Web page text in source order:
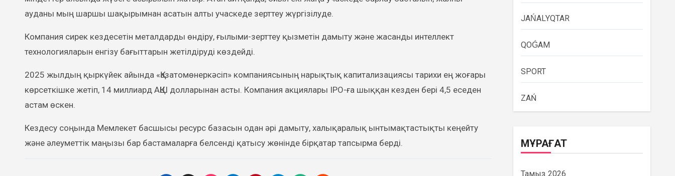
ауданы мың шаршы шақырымнан асатын алты учаскеде зерттеу жүргізілуде.
Компания сирек кездесетін металдарды өндіру, ғылыми-зерттеу қызметін дамыту және жасанды интеллект
технологияларын енгізу бағыттарын жетілдіруді көздейді.
2025 жылдың қыркүйек айында «Қазатомөнеркәсіп» компаниясының нарықтық капитализациясы тарихи ең жоғары
көрсеткішке жетіп, 14 миллиард АҚШ долларынан асты. Компания акциялары IPO-ға шыққан кезден бері 4,5 еседен
астам өскен.
Кездесу соңында Мемлекет басшысы ресурс базасын одан әрі дамыту, халықаралық ынтымақтастықты кеңейту
және әлеуметтік маңызы бар бастамаларға белсенді қатысу жөнінде бірқатар тапсырма берді.
JAŃALYQTAR
QOǴAM
SPORT
ZAŃ
МҰРАҒАТ
Тамыз 2026